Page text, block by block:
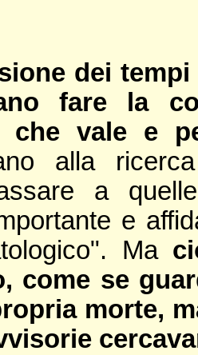
dei
fare la
che vale e
alla
a
e
Ma
come se
morte,